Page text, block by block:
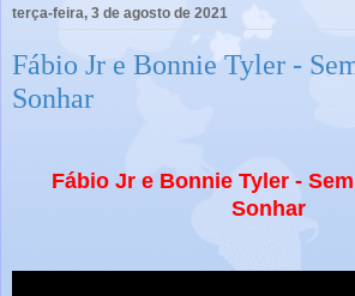
terça-feira, 3 de agosto de 2021
Fábio Jr e Bonnie Tyler -
Sonhar
Fábio Jr e Bonnie Tyler -
Sonhar